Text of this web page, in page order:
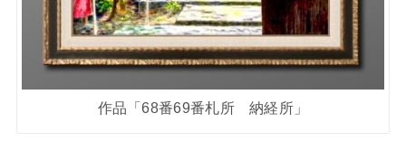
作品「68番69番札所 納経所」